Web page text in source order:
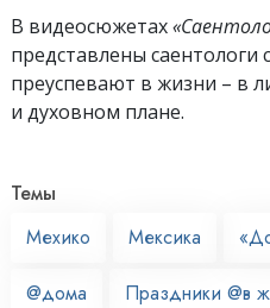
В видеосюжетах
представлены саентологи
преуспевают в жизни – в
и духовном плане.
Темы
Мехико
Мексика
@дома Праздники @в